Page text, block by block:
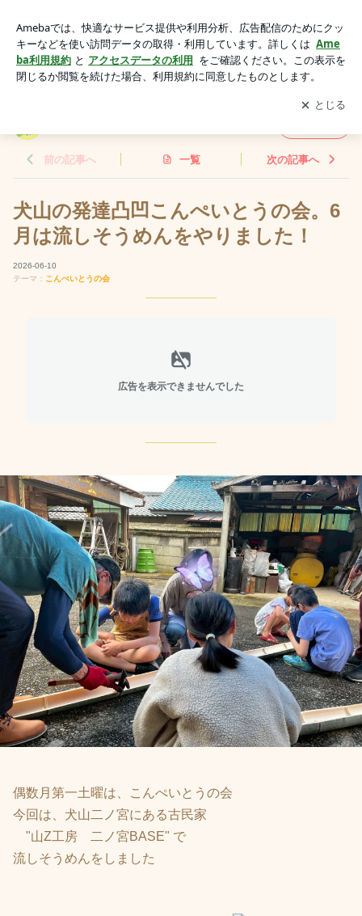
ました！ | NPO法人 こどもサポートクラブ東海
アプリをダウンロードして ブログの更新通知
を受け取りまし
ょう。
開く
前の記事へ 一覧 次の記事へ
犬山の発達凸凹こんぺいとうの会。6
月は流しそうめんをやりました！
2026-06-10
テーマ： こんぺいとうの会
広告を表示できませんでした
偶数月第一土曜は、こんぺいとうの会
今回は、犬山二ノ宮にある古民家
"山Z工房 二ノ宮BASE" で
流しそうめんをしました